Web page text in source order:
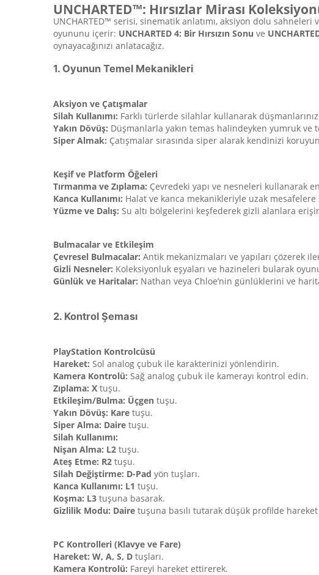
UNCHARTED™: Hırsızlar Mirası
UNCHARTED™ serisi, sinematik anlatımı, aksiyon dolu
oyununu içerir: UNCHARTED 4: Bir Hırsızın Sonu ve
oynayacağınızı anlatacağız.
1. Oyunun Temel Mekanikleri
Aksiyon ve Çatışmalar
Silah Kullanımı: Farklı türlerde silahlar kullanarak
Yakın Dövüş: Düşmanlarla yakın temas halindeyken yumruk ve
Siper Almak: Çatışmalar sırasında siper alarak kendinizi
Keşif ve Platform Öğeleri
Tırmanma ve Zıplama: Çevredeki yapı ve nesneleri kullanarak
Kanca Kullanımı: Halat ve kanca mekanikleriyle uzak mesafelere
Yüzme ve Dalış: Su altı bölgelerini keşfederek gizli alanlara
Bulmacalar ve Etkileşim
Çevresel Bulmacalar: Antik mekanizmaları ve yapıları çözerek
Gizli Nesneler: Koleksiyonluk eşyaları ve hazineleri bularak
Günlük ve Haritalar: Nathan veya Chloe’nin günlüklerini ve
2. Kontrol Şeması
PlayStation Kontrolcüsü
Hareket: Sol analog çubuk ile karakterinizi yönlendirin.
Kamera Kontrolü: Sağ analog çubuk ile kamerayı kontrol edin.
Zıplama: X tuşu.
Etkileşim/Bulma: Üçgen tuşu.
Yakın Dövüş: Kare tuşu.
Siper Alma: Daire tuşu.
Silah Kullanımı:
Nişan Alma: L2 tuşu.
Ateş Etme: R2 tuşu.
Silah Değiştirme: D-Pad yön tuşları.
Kanca Kullanımı: L1 tuşu.
Koşma: L3 tuşuna basarak.
Gizlilik Modu: Daire tuşuna basılı tutarak düşük profilde
PC Kontrolleri (Klavye ve Fare)
Hareket: W, A, S, D tuşları.
Kamera Kontrolü: Fareyi hareket ettirerek.